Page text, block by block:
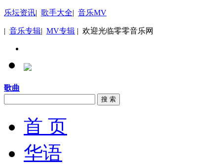
乐坛资讯| 歌手大全| 音乐MV
| 音乐专辑| MV专辑 | 欢迎光临零零音乐网
歌曲
搜 索
首 页
华语